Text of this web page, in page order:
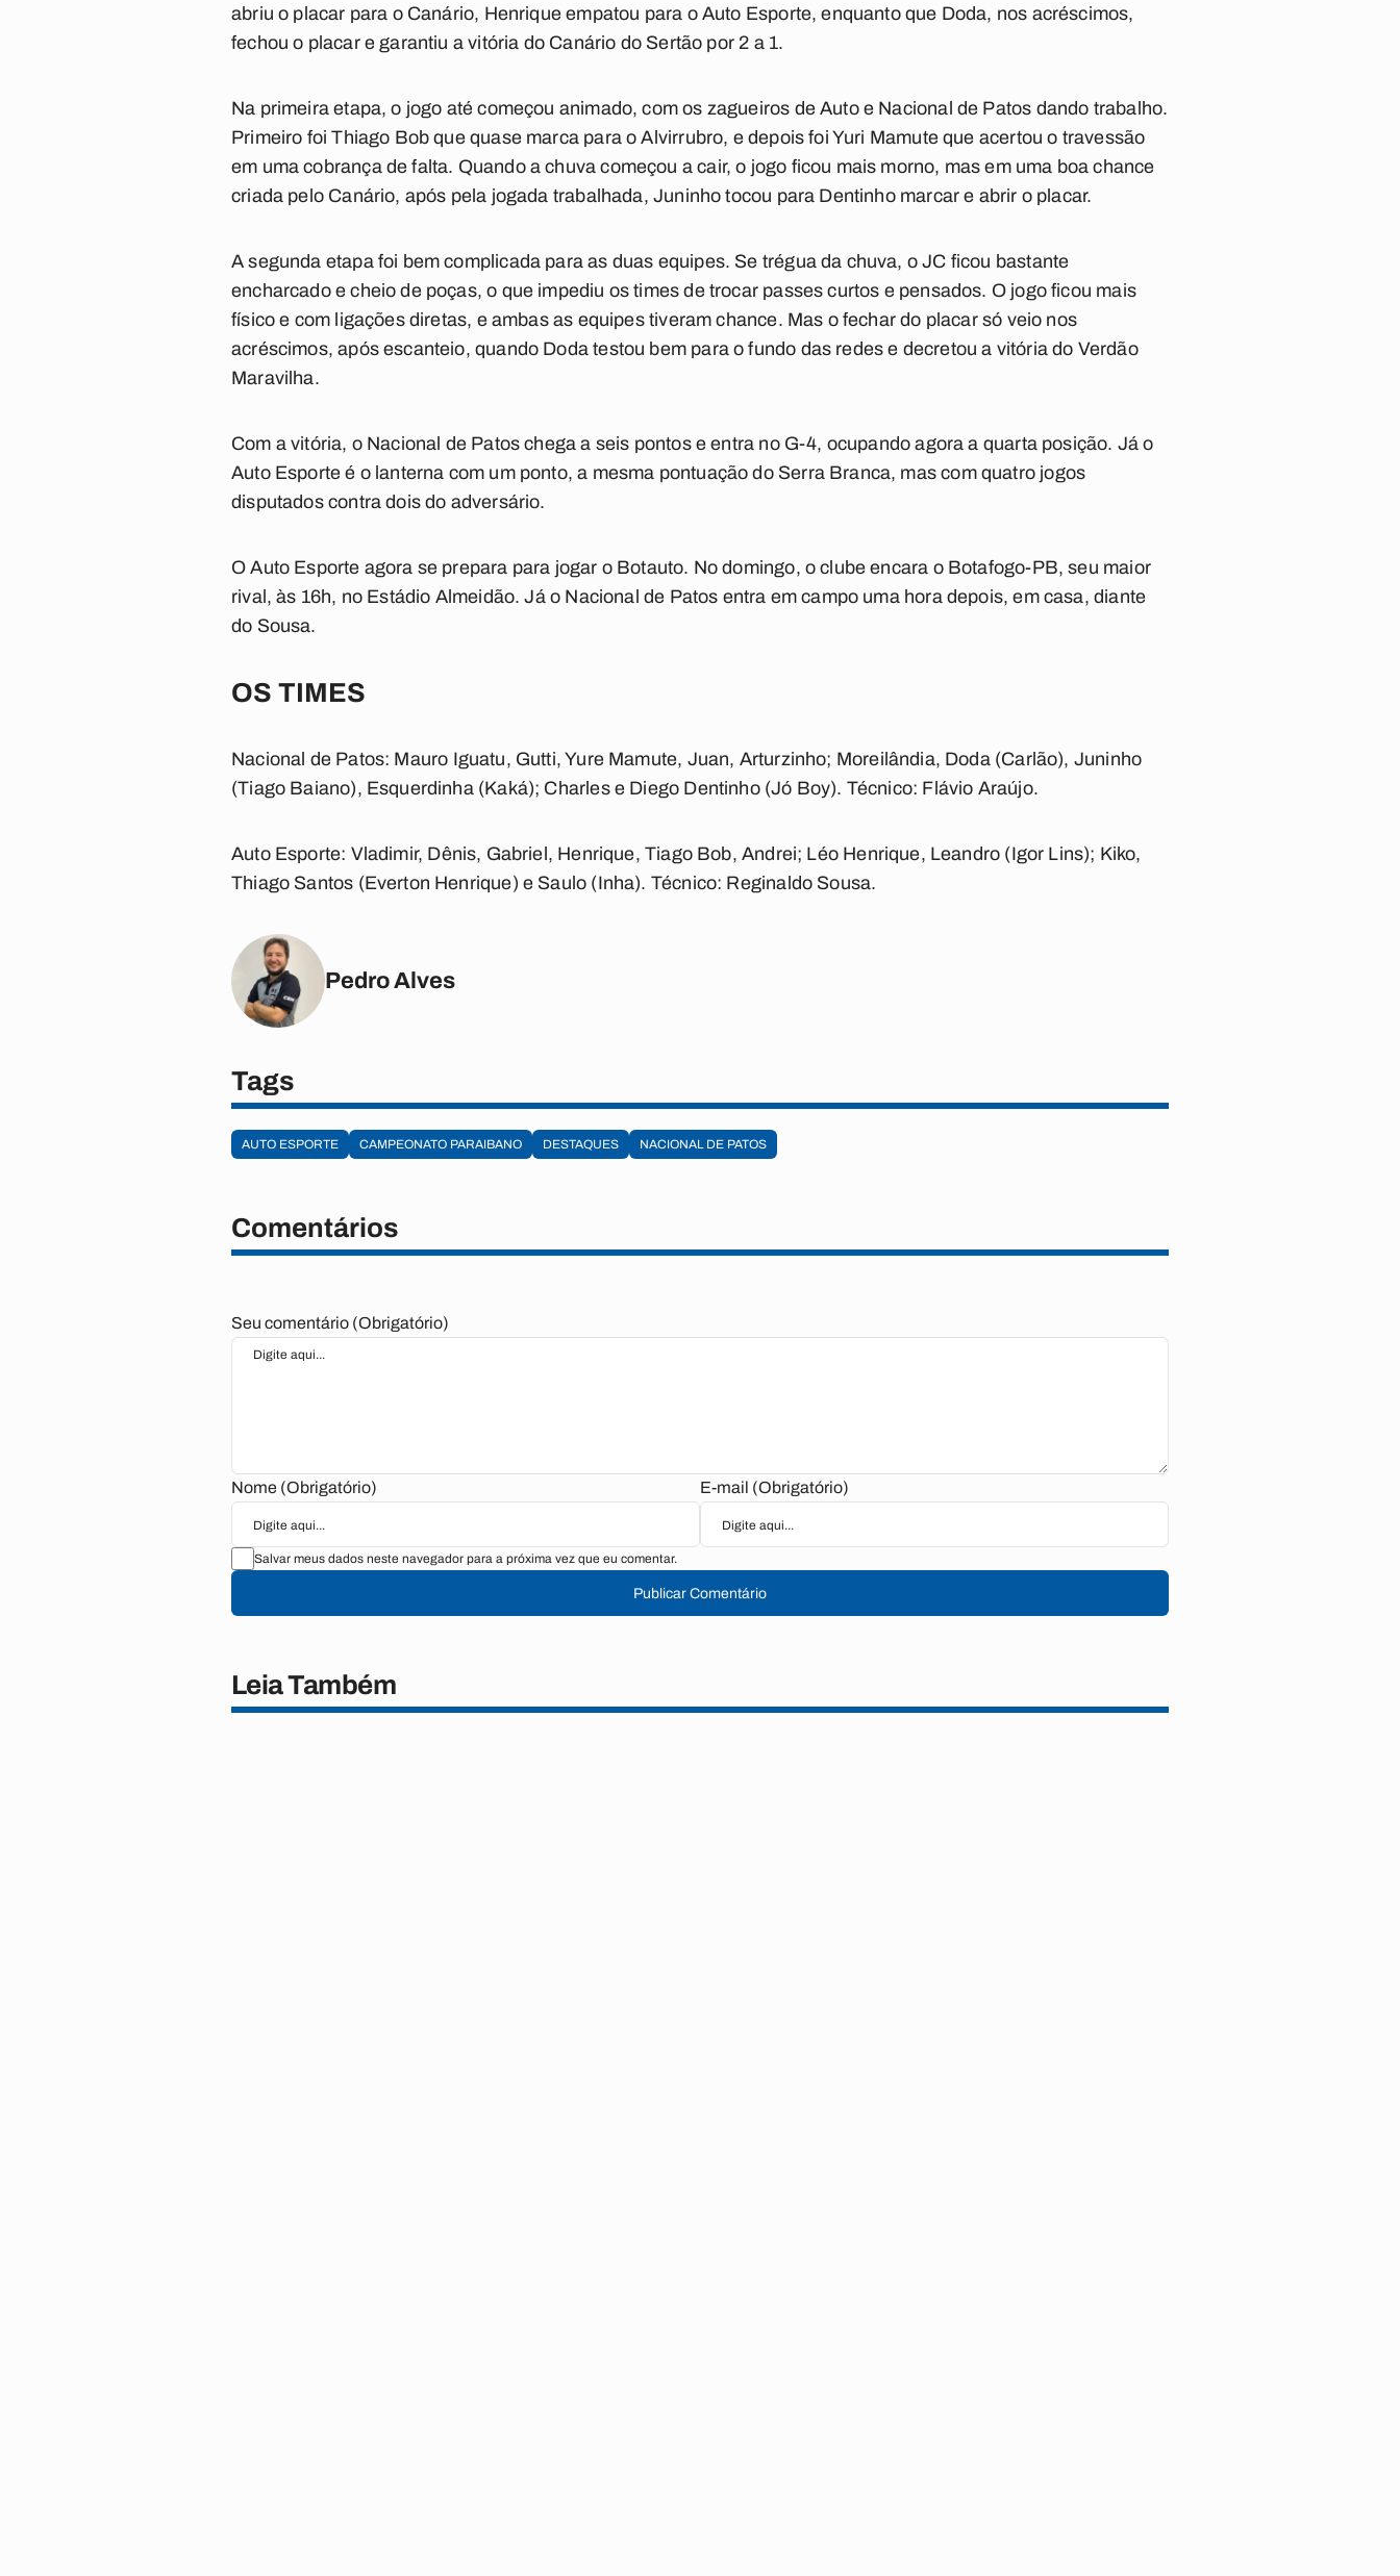
abriu o placar para o Canário, Henrique empatou para o Auto Esporte, enquanto que Doda, nos acréscimos,
fechou o placar e garantiu a vitória do Canário do Sertão por 2 a 1.
Na primeira etapa, o jogo até começou animado, com os zagueiros de Auto e Nacional de Patos dando trabalho.
Primeiro foi Thiago Bob que quase marca para o Alvirrubro, e depois foi Yuri Mamute que acertou o travessão
em uma cobrança de falta. Quando a chuva começou a cair, o jogo ficou mais morno, mas em uma boa chance
criada pelo Canário, após pela jogada trabalhada, Juninho tocou para Dentinho marcar e abrir o placar.
A segunda etapa foi bem complicada para as duas equipes. Se trégua da chuva, o JC ficou bastante
encharcado e cheio de poças, o que impediu os times de trocar passes curtos e pensados. O jogo ficou mais
físico e com ligações diretas, e ambas as equipes tiveram chance. Mas o fechar do placar só veio nos
acréscimos, após escanteio, quando Doda testou bem para o fundo das redes e decretou a vitória do Verdão
Maravilha.
Com a vitória, o Nacional de Patos chega a seis pontos e entra no G-4, ocupando agora a quarta posição. Já o
Auto Esporte é o lanterna com um ponto, a mesma pontuação do Serra Branca, mas com quatro jogos
disputados contra dois do adversário.
O Auto Esporte agora se prepara para jogar o Botauto. No domingo, o clube encara o Botafogo-PB, seu maior
rival, às 16h, no Estádio Almeidão. Já o Nacional de Patos entra em campo uma hora depois, em casa, diante
do Sousa.
OS TIMES
Nacional de Patos: Mauro Iguatu, Gutti, Yure Mamute, Juan, Arturzinho; Moreilândia, Doda (Carlão), Juninho
(Tiago Baiano), Esquerdinha (Kaká); Charles e Diego Dentinho (Jó Boy). Técnico: Flávio Araújo.
Auto Esporte: Vladimir, Dênis, Gabriel, Henrique, Tiago Bob, Andrei; Léo Henrique, Leandro (Igor Lins); Kiko,
Thiago Santos (Everton Henrique) e Saulo (Inha). Técnico: Reginaldo Sousa.
Pedro Alves
Tags
AUTO ESPORTE CAMPEONATO PARAIBANO DESTAQUES NACIONAL DE PATOS
Comentários
Seu comentário (Obrigatório)
Nome (Obrigatório) E-mail (Obrigatório)
Salvar meus dados neste navegador para a próxima vez que eu comentar.
Publicar Comentário
Leia Também